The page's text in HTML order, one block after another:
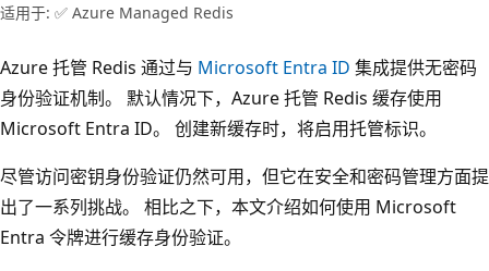
适用于: ✅ Azure Managed Redis
Azure 托管 Redis 通过与 Microsoft Entra ID 集成提供无密码
身份验证机制。 默认情况下，Azure 托管 Redis 缓存使用
Microsoft Entra ID。 创建新缓存时，将启用托管标识。
尽管访问密钥身份验证仍然可用，但它在安全和密码管理方面提
出了一系列挑战。 相比之下，本文介绍如何使用 Microsoft
Entra 令牌进行缓存身份验证。